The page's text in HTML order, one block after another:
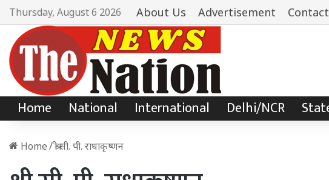
Thursday, August 6 2026 About Us Advertisement
Home National International Delhi/NCR
Home/श्री सी. पी. राधाकृष्णन